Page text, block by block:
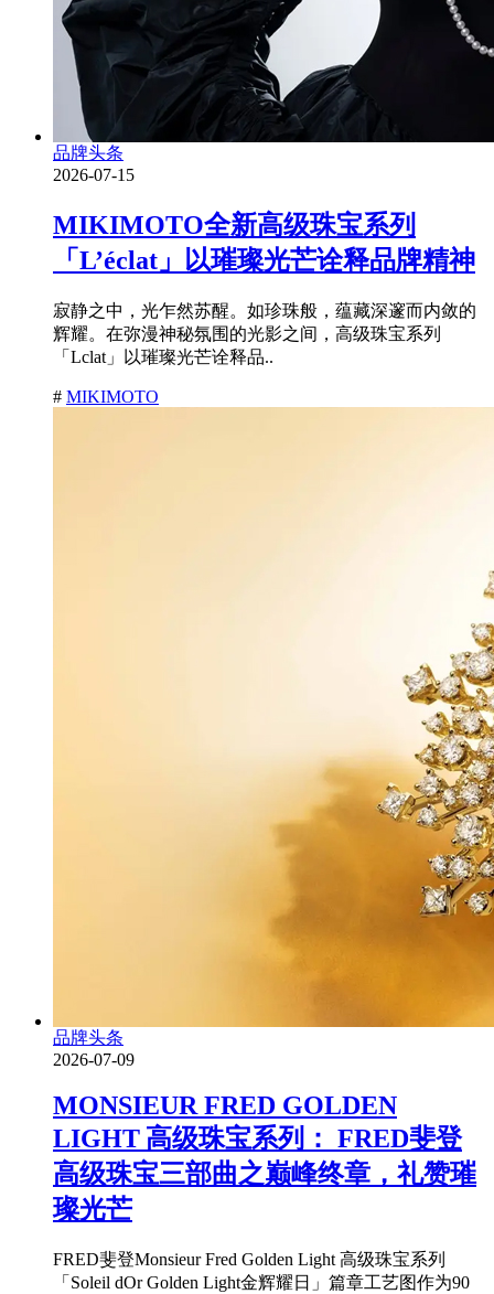
品牌头条
2026-07-15
MIKIMOTO全新高级珠宝系列
「L’éclat」以璀璨光芒诠释品牌精神
寂静之中，光乍然苏醒。如珍珠般，蕴藏深邃而内敛的
辉耀。在弥漫神秘氛围的光影之间，高级珠宝系列
「Lclat」以璀璨光芒诠释品..
# MIKIMOTO
品牌头条
2026-07-09
MONSIEUR FRED GOLDEN
LIGHT 高级珠宝系列： FRED斐登
高级珠宝三部曲之巅峰终章，礼赞璀
璨光芒
FRED斐登Monsieur Fred Golden Light 高级珠宝系列
「Soleil dOr Golden Light金辉耀日」篇章工艺图作为90